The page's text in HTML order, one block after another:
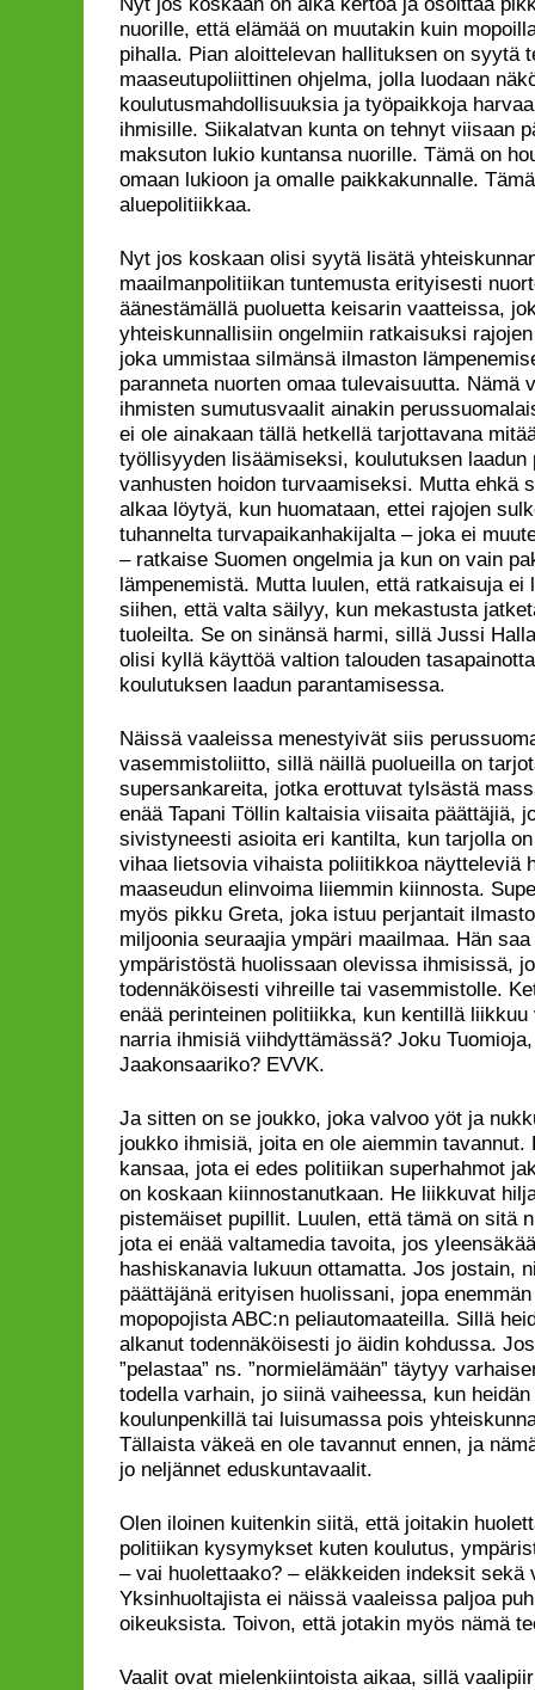
nuorille, että elämää on muutakin kuin
pihalla. Pian aloittelevan hallituksen on syytä
maaseutupoliittinen ohjelma, jolla luodaan
koulutusmahdollisuuksia ja työpaikkoja
ihmisille. Siikalatvan kunta on tehnyt viisaan
maksuton lukio kuntansa nuorille. Tämä on
omaan lukioon ja omalle paikkakunnalle.
aluepolitiikkaa.
Nyt jos koskaan olisi syytä lisätä
maailmanpolitiikan tuntemusta erityisesti
äänestämällä puoluetta keisarin vaatteissa,
yhteiskunnallisiin ongelmiin ratkaisuksi
joka ummistaa silmänsä ilmaston
paranneta nuorten omaa tulevaisuutta. Nämä
ihmisten sumutusvaalit ainakin
ei ole ainakaan tällä hetkellä tarjottavana
työllisyyden lisäämiseksi, koulutuksen laadun
vanhusten hoidon turvaamiseksi. Mutta ehkä
alkaa löytyä, kun huomataan, ettei rajojen
tuhannelta turvapaikanhakijalta – joka ei
– ratkaise Suomen ongelmia ja kun on vain
lämpenemistä. Mutta luulen, että ratkaisuja ei
siihen, että valta säilyy, kun mekastusta
tuoleilta. Se on sinänsä harmi, sillä Jussi
olisi kyllä käyttöä valtion talouden
koulutuksen laadun parantamisessa.
Näissä vaaleissa menestyivät siis
vasemmistoliitto, sillä näillä puolueilla on
supersankareita, jotka erottuvat tylsästä
enää Tapani Töllin kaltaisia viisaita päättäjiä,
sivistyneesti asioita eri kantilta, kun tarjolla
vihaa lietsovia vihaista poliitikkoa näytteleviä
maaseudun elinvoima liiemmin kiinnosta.
myös pikku Greta, joka istuu perjantait
miljoonia seuraajia ympäri maailmaa. Hän
ympäristöstä huolissaan olevissa ihmisissä,
todennäköisesti vihreille tai vasemmistolle.
enää perinteinen politiikka, kun kentillä
narria ihmisiä viihdyttämässä? Joku
Jaakonsaariko? EVVK.
Ja sitten on se joukko, joka valvoo yöt ja
joukko ihmisiä, joita en ole aiemmin tavannut.
kansaa, jota ei edes politiikan superhahmot
on koskaan kiinnostanutkaan. He liikkuvat
pistemäiset pupillit. Luulen, että tämä on sitä
jota ei enää valtamedia tavoita, jos
hashiskanavia lukuun ottamatta. Jos jostain,
päättäjänä erityisen huolissani, jopa
mopopojista ABC:n peliautomaateilla. Sillä
alkanut todennäköisesti jo äidin kohdussa.
”pelastaa” ns. ”normielämään” täytyy
todella varhain, jo siinä vaiheessa, kun
koulunpenkillä tai luisumassa pois
Tällaista väkeä en ole tavannut ennen, ja
jo neljännet eduskuntavaalit.
Olen iloinen kuitenkin siitä, että joitakin
politiikan kysymykset kuten koulutus,
– vai huolettaako? – eläkkeiden indeksit sekä
Yksinhuoltajista ei näissä vaaleissa paljoa
oikeuksista. Toivon, että jotakin myös nämä
Vaalit ovat mielenkiintoista aikaa, sillä